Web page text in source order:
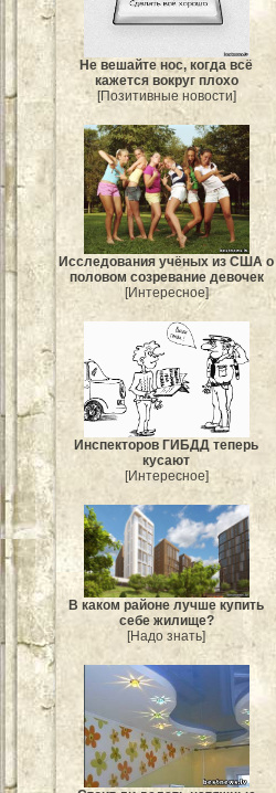
Не вешайте нос, когда всё
кажется вокруг плохо
[Позитивные новости]
Исследования учёных из США о
половом созревание девочек
[Интересное]
Инспекторов ГИБДД теперь
кусают
[Интересное]
В каком районе лучше купить
себе жилище?
[Надо знать]